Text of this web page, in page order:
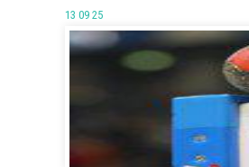
13 09 25